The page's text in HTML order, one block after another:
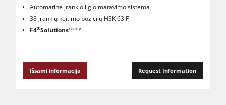
Automatinė įrankio ilgio matavimo sistema
38 įrankių keitimo pozicijų HSK 63 F
F4®Solutionsready
Išsami informacija Request Information